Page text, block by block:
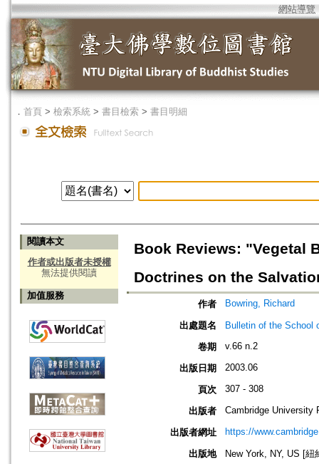
網站導覽
． 首頁 > 檢索系統 > 書目檢索 > 書目明細
閱讀本文
作者或出版者未授權
無法提供閱讀
加值服務
Book Reviews: "Vegetal
Doctrines on the
作者 Bowring, Richard
出處題名
Bulletin of the School
卷期
v.66 n.2
出版日期 2003.06
頁次 307 - 308
出版者 Cambridge University
出版者網址 https://
出版地
New York, NY, US [